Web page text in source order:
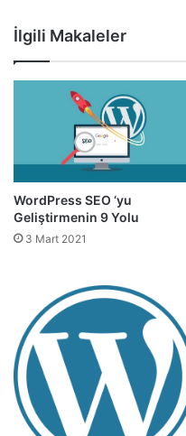
İlgili Makaleler
WordPress SEO ‘yu
Geliştirmenin 9 Yolu
3 Mart 2021